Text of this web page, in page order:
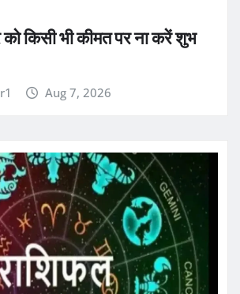
किसी भी कीमत पर ना करें शुभ
Aug 7, 2026